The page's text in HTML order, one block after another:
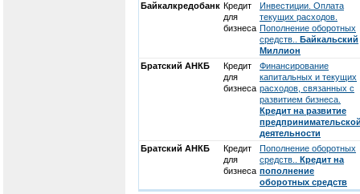
Байкалкредобанк Кредит
для
бизнеса
Инвестиции. Оплата
текущих расходов.
Пополнение оборотных
средств.. Байкальский
Миллион
Братский АНКБ
Кредит
для
бизнеса
Финансирование
капитальных и текущих
расходов, связанных с
развитием бизнеса.
Кредит на развитие
деятельности
Братский АНКБ
Кредит
для
бизнеса
Пополнение оборотных
средств.. Кредит на
пополнение
оборотных средств